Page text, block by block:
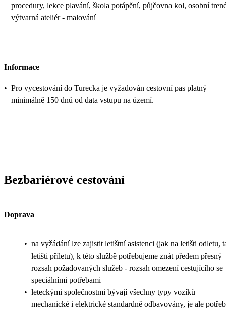
procedury, lekce plavání, škola potápění, půjčovna kol, osobní
výtvarná ateliér - malování
Informace
• Pro vycestování do Turecka je vyžadován cestovní pas platný
minimálně 150 dnů od data vstupu na území.
Bezbariérové cestování
Doprava
• na vyžádání lze zajistit letištní asistenci (jak na letišti odletu,
letišti příletu), k této službě potřebujeme znát předem přesný
rozsah požadovaných služeb - rozsah omezení cestujícího se
speciálními potřebami
• leteckými společnostmi bývají všechny typy vozíků –
mechanické i elektrické standardně odbavovány, je ale